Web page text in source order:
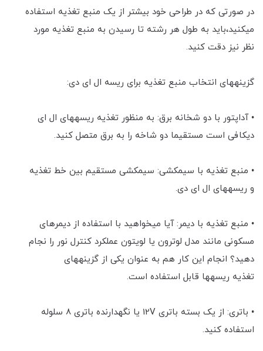
در صورتی که در طراحی خود بیشتر از یک منبع تغذیه استفاده
می‎کنید،باید به طول هر رشته تا رسیدن به منبع تغذیه مورد
نظر نیز دقت کنید.
گزینه‎های انتخاب منبع تغذیه برای ریسه ال ای دی:
• آداپتور با دو شخانه برق: به منظور تغذیه ریسه‎های ال ای
دیکافی است مستقیما دو شاخه را به برق متصل کنید.
• منبع تغذیه با سیم‎کشی: سیم‎کشی مستقیم بین خط تغذیه
و ریسه‎های ال ای دی.
• منبع تغذیه با دیمر: آیا می‎خواهید با استفاده از دیمرهای
مسکونی مانند مدل لوترون یا لویتون عملکرد کنترل نور را نجام
دهید؟ انجام این کار هم به عنوان یکی از گزینه‎های
تغذیه ریسه‎ها قابل استفاده است.
• باتری: از یک بسته باتری 12V یا نگه‎دارنده باتری 8 سلوله
استفاده کنید.